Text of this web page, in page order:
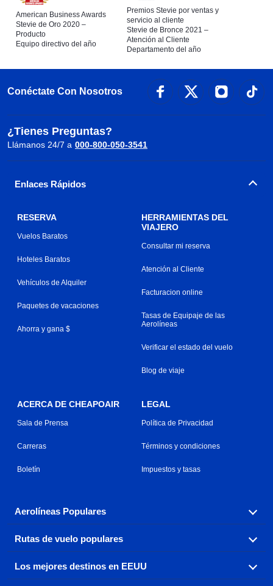
American Business Awards
Stevie de Oro 2020 –
Producto
Equipo directivo del año
Premios Stevie por ventas y
servicio al cliente
Stevie de Bronce 2021 –
Atención al Cliente
Departamento del año
Conéctate Con Nosotros
¿Tienes Preguntas?
Llámanos 24/7 a 000-800-050-3541
Enlaces Rápidos
RESERVA
Vuelos Baratos
Hoteles Baratos
Vehículos de Alquiler
Paquetes de vacaciones
Ahorra y gana $
HERRAMIENTAS DEL
VIAJERO
Consultar mi reserva
Atención al Cliente
Facturacion online
Tasas de Equipaje de las
Aerolíneas
Verificar el estado del vuelo
Blog de viaje
ACERCA DE CHEAPOAIR
Sala de Prensa
Carreras
Boletín
LEGAL
Política de Privacidad
Términos y condiciones
Impuestos y tasas
Aerolíneas Populares
Explora nuestras opciones de tarifas aéreas baratas por
aerolínea, con más de 500 opciones para elegir.
Aeromexico
Rutas de vuelo populares
Reserva una de nuestras rutas de vuelo más populares
con tres sencillos clics.
Los mejores destinos en EEUU